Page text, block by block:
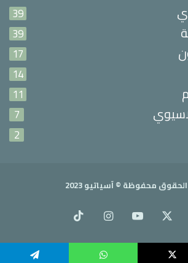
39
39
17
14
11
7
2
محفوظة ©آسياتيو
فيسبوك يوتيوب انستقرام